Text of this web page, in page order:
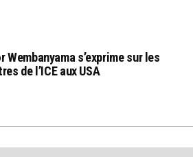
Wembanyama s’exprime sur les
de l’ICE aux USA